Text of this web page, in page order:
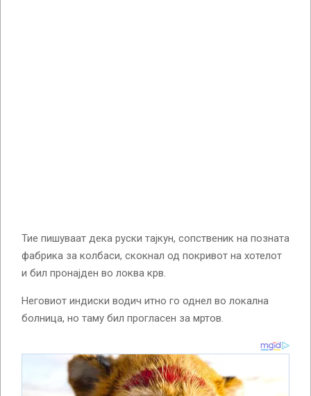
Тие пишуваат дека руски тајкун, сопственик на позната
фабрика за колбаси, скокнал од покривот на хотелот
и бил пронајден во локва крв.
Неговиот индиски водич итно го однел во локална
болница, но таму бил прогласен за мртов.